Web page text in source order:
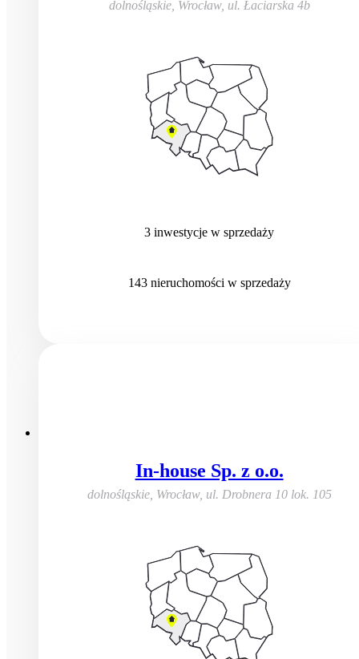
dolnośląskie, Wrocław, ul. Łaciarska 4b
3 inwestycje w sprzedaży
143 nieruchomości w sprzedaży
In-house Sp. z o.o.
dolnośląskie, Wrocław, ul. Drobnera 10 lok. 105